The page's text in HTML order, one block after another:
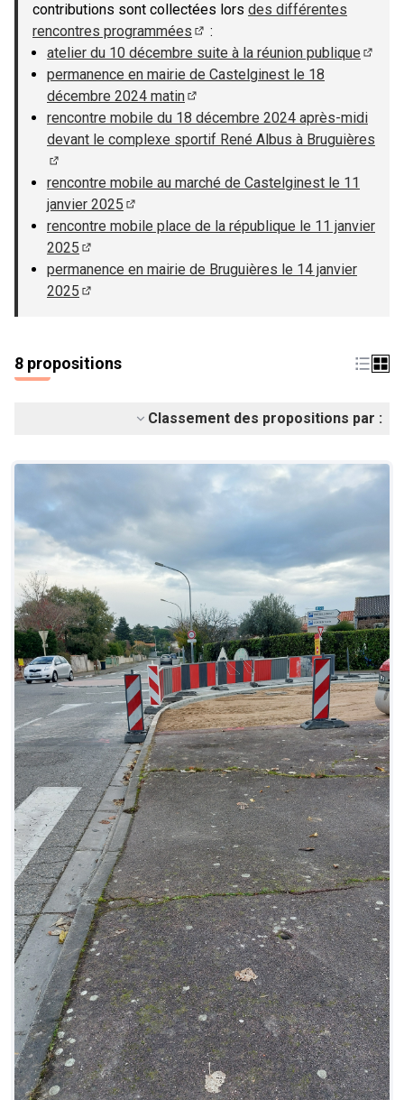
contributions sont collectées lors des différentes
rencontres programmées
(S'ouvre dans un nouvel onglet)
:
atelier du 10 décembre suite à la réunion publique
permanence en mairie de Castelginest le 18
décembre 2024 matin
(S'ouvre dans un nouvel onglet)
rencontre mobile du 18 décembre 2024 après-midi
devant le complexe sportif René Albus à Bruguières
(S'ouvre dans un nouvel onglet)
rencontre mobile au marché de Castelginest le 11
janvier 2025
(S'ouvre dans un nouvel onglet)
rencontre mobile place de la république le 11 janvier
2025
(S'ouvre dans un nouvel onglet)
permanence en mairie de Bruguières le 14 janvier
2025
8 propositions
Classement des propositions par :